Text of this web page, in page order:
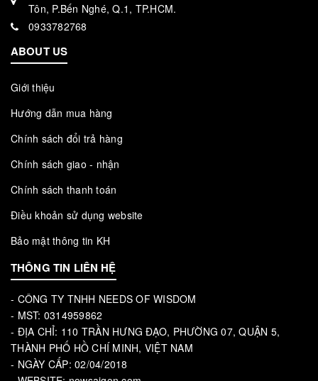
Tôn, P.Bến Nghé, Q.1, TP.HCM.
0933782768
ABOUT US
Giới thiệu
Hướng dẫn mua hàng
Chính sách đổi trả hàng
Chính sách giao - nhận
Chính sách thanh toán
Điều khoản sử dụng website
Bảo mật thông tin KH
THÔNG TIN LIÊN HỆ
- CÔNG TY TNHH NEEDS OF WISDOM
- MST: 0314959862
- ĐỊA CHỈ: 110 TRẦN HƯNG ĐẠO, PHƯỜNG 07, QUẬN 5,
THÀNH PHỐ HỒ CHÍ MINH, VIỆT NAM
- NGÀY CẤP: 02/04/2018